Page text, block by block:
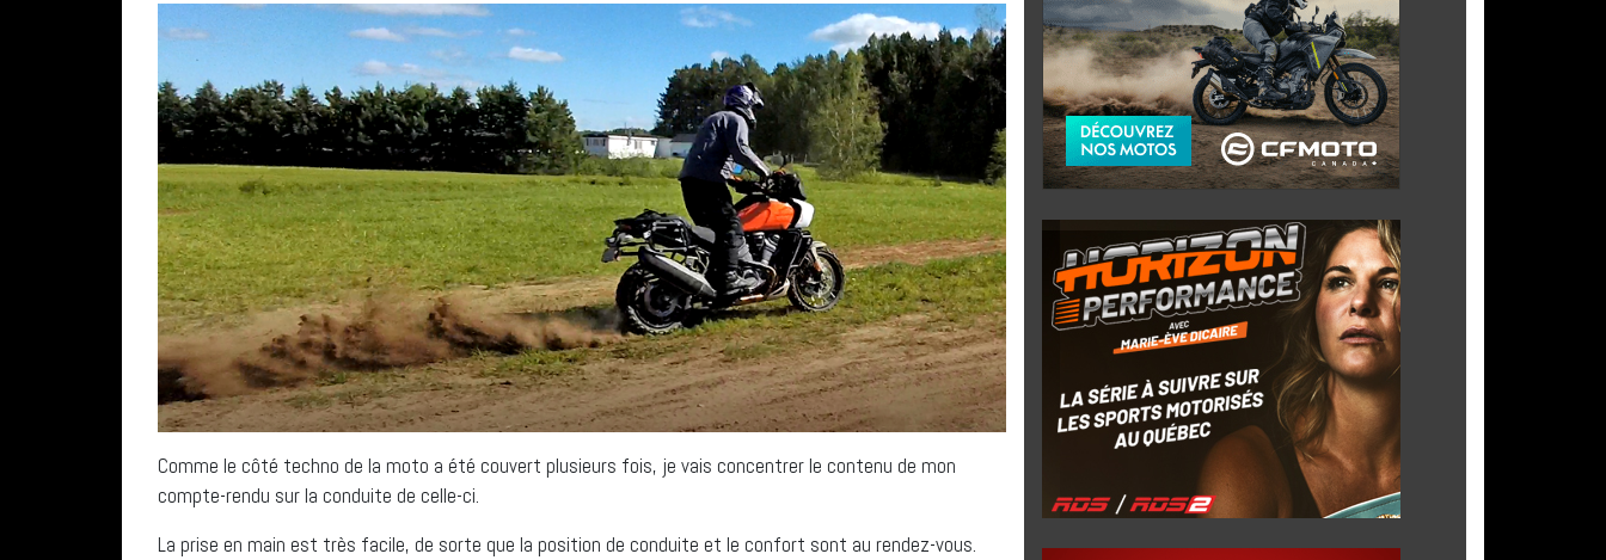
Comme le côté techno de la moto a été couvert plusieurs fois, je vais concentrer le contenu de mon
compte-rendu sur la conduite de celle-ci.
La prise en main est très facile, de sorte que la position de conduite et le confort sont au rendez-vous.